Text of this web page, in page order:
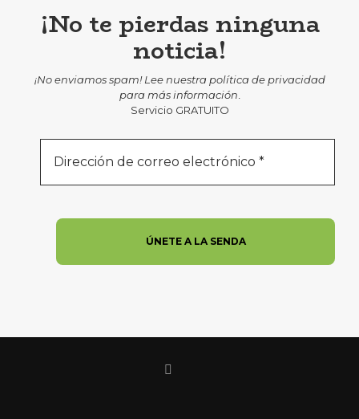
¡No te pierdas ninguna
noticia!
¡No enviamos spam! Lee nuestrapolítica de privacidad
para más información.
Servicio GRATUITO